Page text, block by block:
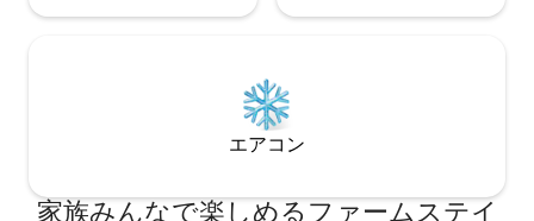
エアコン
家族みんなで楽しめるファームステイ